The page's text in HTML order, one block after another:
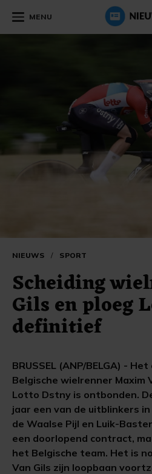
MENU
NIEUWS / SPORT
Scheiding
Gils en ploeg
definitief
BRUSSEL (ANP/BELGA) -
Belgische wielrenner Maxim
Lotto Dstny is ontbonden.
jaar een van de uitblinkers
de Waalse Pijl en Luik-
een doorlopend contract,
het Belgische team. Het is
Van Gils zijn loopbaan